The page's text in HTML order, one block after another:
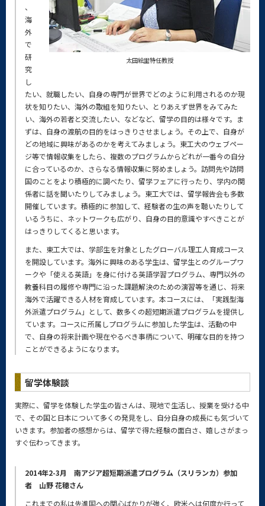
太田絵里特任教授
、
海
外
で
研
究
し
たい、就職したい、自身の専門が世界でどのように利用されるのか現
状を知りたい、海外の取組を知りたい、とりあえず世界をみてみた
い、海外の若者と交流したい、などなど、留学の目的は様々です。ま
ずは、自身の渡航の目的をはっきりさせましょう。その上で、自身が
どの地域に興味があるのかを考えてみましょう。東工大のウェブペー
ジ等で情報収集をしたら、複数のプログラムからどれが一番今の自分
に合っているのか、さらなる情報収集に努めましょう。訪問先や訪問
国のことをより積極的に調べたり、留学フェアに行ったり、学内の関
係者に話を聞いたりしてみましょう。東工大では、留学報告会も多数
開催しています。積極的に参加して、経験者の生の声を聴いたりして
いるうちに、ネットワークも広がり、自身の目的意識やすべきことが
はっきりしてくると思います。
また、東工大では、学部生を対象としたグローバル理工人育成コース
を開設しています。海外に興味のある学生は、留学生とのグループワ
ークや「使える英語」を身に付ける英語学習プログラム、専門以外の
教養科目の履修や専門に沿った課題解決のための演習等を通じ、将来
海外で活躍できる人材を育成しています。本コースには、「実践型海
外派遣プログラム」として、数多くの超短期派遣プログラムを提供し
ています。コースに所属しプログラムに参加した学生は、活動の中
で、自身の将来計画や現在やるべき事柄について、明確な目的を持つ
ことができるようになります。
留学体験談
実際に、留学を体験した学生の皆さんは、現地で生活し、授業を受ける中
で、その国と日本について多くの発見をし、自分自身の成長にも気づいて
いきます。参加者の感想からは、留学で得た経験の面白さ、嬉しさがまっ
すぐ伝わってきます。
2014年2-3月 南アジア超短期派遣プログラム（スリランカ）参加
者 山野 花穂さん
これまでの私は先進国への関心ばかりが強く、欧米へは何度か行って